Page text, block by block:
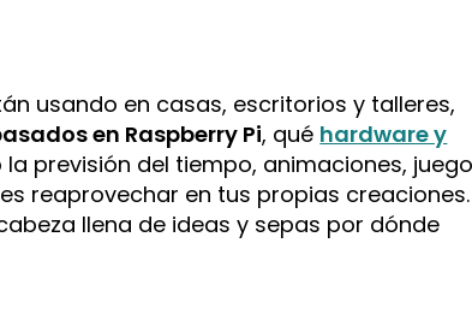
usando en casas, escritorios y talleres,
en Raspberry Pi, qué hardware y
previsión del tiempo, animaciones,
reaprovechar en tus propias creaciones.
llena de ideas y sepas por dónde